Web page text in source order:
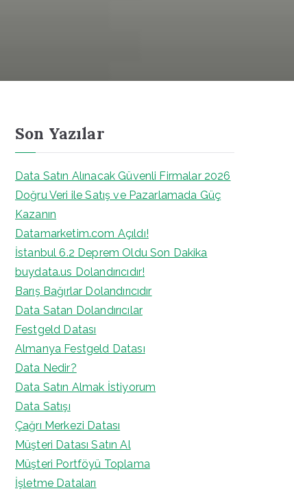
Son Yazılar
Data Satın Alınacak Güvenli Firmalar 2026
Doğru Veri ile Satış ve Pazarlamada Güç
Kazanın
Datamarketim.com Açıldı!
İstanbul 6.2 Deprem Oldu Son Dakika
buydata.us Dolandırıcıdır!
Barış Bağırlar Dolandırıcıdır
Data Satan Dolandırıcılar
Festgeld Datası
Almanya Festgeld Datası
Data Nedir?
Data Satın Almak İstiyorum
Data Satışı
Çağrı Merkezi Datası
Müşteri Datası Satın Al
Müşteri Portföyü Toplama
İşletme Dataları